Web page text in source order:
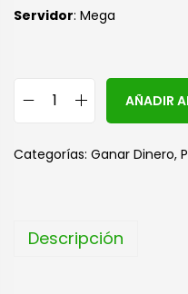
Servidor: Mega
AÑADIR
Categorías: Ganar Dinero,
Descripción